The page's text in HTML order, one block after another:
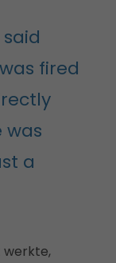
fired
was
a
werkte,